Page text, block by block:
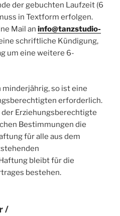
der gebuchten Laufzeit (6
in Textform erfolgen.
Mail an info@tanzstudio-
schriftliche Kündigung,
um eine weitere 6-
so ist eine
erforderlich.
Erziehungsberechtigte
Bestimmungen die
für alle aus dem
bleibt für die
bestehen.
/